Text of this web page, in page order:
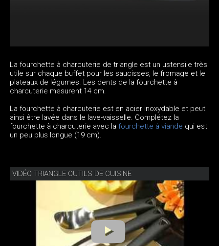
La fourchette à charcuterie de triangle est un ustensile très
utile sur chaque buffet pour les saucisses, le fromage et le
plateaux de légumes. Les dents de la fourchette à
charcuterie mesurent 14 cm.
La fourchette à charcuterie est en acier inoxydable et peut
ainsi être lavée dans le lave-vaisselle. Complétez la
fourchette à charcuterie avec la fourchette à viande qui est
un peu plus longue (19 cm).
VIDÉO TRIANGLE OUTILS DE CUISINE